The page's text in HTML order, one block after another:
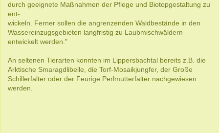
durch geeignete Maßnahmen der Pflege und Biotopgestaltung zu
ent-
wickeln. Ferner sollen die angrenzenden Waldbestände in den
Wassereinzugsgebieten langfristig zu Laubmischwäldern
entwickelt werden."
An seltenen Tierarten konnten im Lippersbachtal bereits z.B. die
Arktische Smaragdlibelle, die Torf-Mosaikjungfer, der Große
Schillerfalter oder der Feurige Perlmutterfalter nachgewiesen
werden.